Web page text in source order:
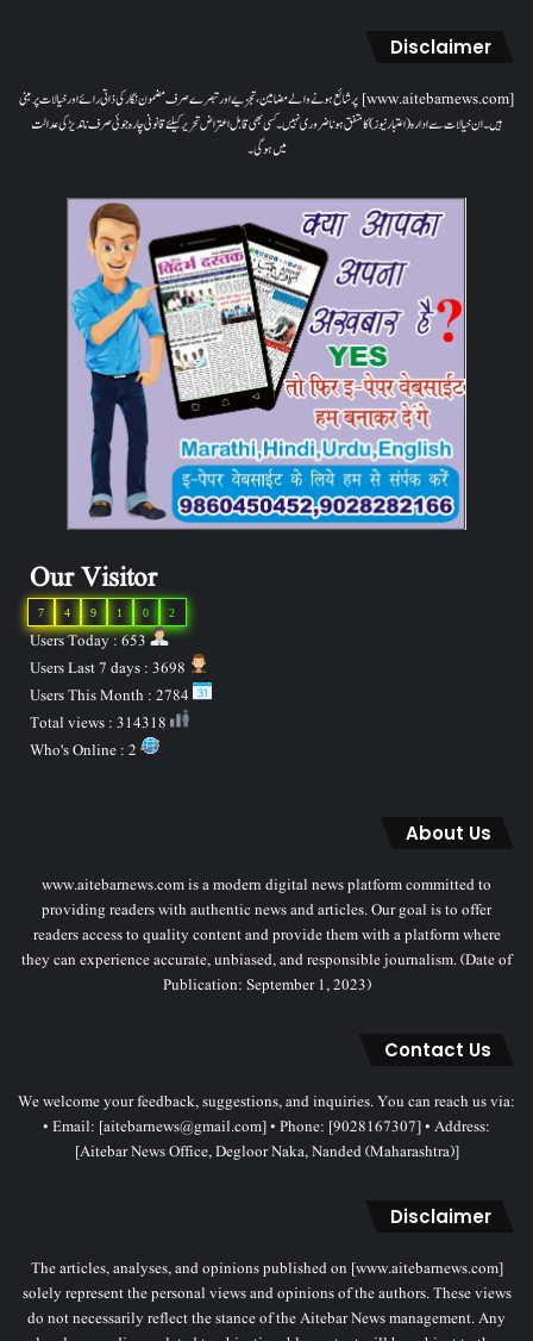
Disclaimer
[www.aitebarnews.com] پر شائع ہونے والے مضامین، تجزیے اور تبصرے صرف مضمون نگار کی ذاتی رائے اور خیالات پر مبنی
ہیں۔ ان خیالات سے ادارہ (اعتبار نیوز) کا متفق ہونا ضروری نہیں۔ کسی بھی قابل اعتراض تحریر کیلئے قانونی چارہ جوئی صرف ناندیڑ کی عدالت
میں ہوگی۔
Our Visitor
2
0
1
9
4
7
Users Today : 653
About Us
www.aitebarnews.com is a modern digital news platform committed to
providing readers with authentic news and articles. Our goal is to offer
readers access to quality content and provide them with a platform where
they can experience accurate, unbiased, and responsible journalism. (Date of
Publication: September 1, 2023)
Contact Us
We welcome your feedback, suggestions, and inquiries. You can reach us via:
• Email: [aitebarnews@gmail.com] • Phone: [9028167307] • Address:
[Aitebar News Office, Degloor Naka, Nanded (Maharashtra)]
Disclaimer
The articles, analyses, and opinions published on [www.aitebarnews.com]
solely represent the personal views and opinions of the authors. These views
do not necessarily reflect the stance of the Aitebar News management. Any